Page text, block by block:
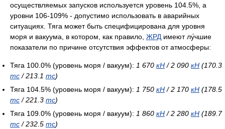
осуществляемых запусков используется уровень 104.5%, а
уровни 106-109% - допустимо использовать в аварийных
ситуациях. Тяга может быть специфицирована для уровня
моря и вакуума, в котором, как правило, ЖРД имеют лу́чшие
показатели по причине отсутствия эффектов от атмосферы:
Тяга 100.0% (уровень моря / вакуум): 1 670 кН/ 2 090 кН (170.3
тс/ 213.1 тс)
Тяга 104.5% (уровень моря / вакуум): 1 750 кН/ 2 170 кН (178.5
тс/ 221.3 тс)
Тяга 109.0% (уровень моря / вакуум): 1 860 кН/ 2 280 кН (189.7
тс/ 232.5 тс)